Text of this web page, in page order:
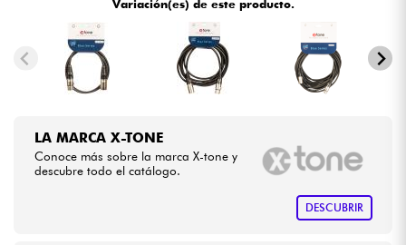
Cables & Acces.
HiFi
Bundle
Ver nuestras marcas
• BRUXELLES
• Star LILLE
• Music TOULOUSE
Variación(es) de este producto.
LA MARCA X-TONE
Conoce más sobre la marca X-tone y
descubre todo el catálogo.
DESCUBRIR